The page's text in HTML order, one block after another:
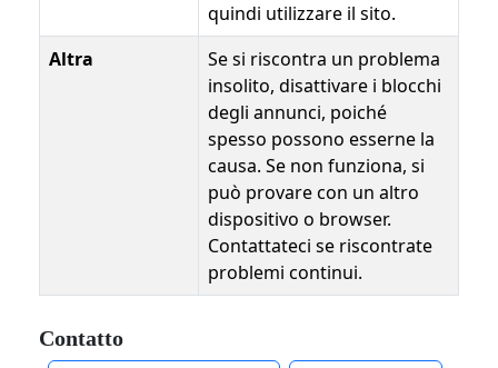
quindi utilizzare il sito.
Altra
Se si riscontra un problema
insolito, disattivare i blocchi
degli annunci, poiché
spesso possono esserne la
causa. Se non funziona, si
può provare con un altro
dispositivo o browser.
Contattateci se riscontrate
problemi continui.
Contatto